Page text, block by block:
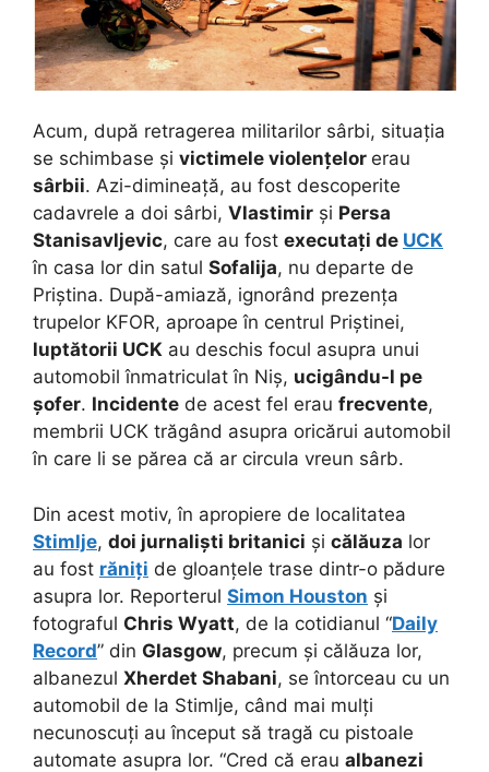
Acum, după retragerea militarilor sârbi, situația
se schimbase și victimele violențelor erau
sârbii. Azi-dimineață, au fost descoperite
cadavrele a doi sârbi, Vlastimir și Persa
Stanisavljevic, care au fost executați de UCK
în casa lor din satul Sofalija, nu departe de
Priștina. După-amiază, ignorând prezența
trupelor KFOR, aproape în centrul Priștinei,
luptătorii UCK au deschis focul asupra unui
automobil înmatriculat în Niș, ucigându-l pe
șofer. Incidente de acest fel erau frecvente,
membrii UCK trăgând asupra oricărui automobil
în care li se părea că ar circula vreun sârb.
Din acest motiv, în apropiere de localitatea
Stimlje, doi jurnaliști britanici și călăuza lor
au fost răniți de gloanțele trase dintr-o pădure
asupra lor. Reporterul Simon Houston și
fotograful Chris Wyatt, de la cotidianul “Daily
Record” din Glasgow, precum și călăuza lor,
albanezul Xherdet Shabani, se întorceau cu un
automobil de la Stimlje, când mai mulți
necunoscuți au început să tragă cu pistoale
automate asupra lor. “Cred că erau albanezi